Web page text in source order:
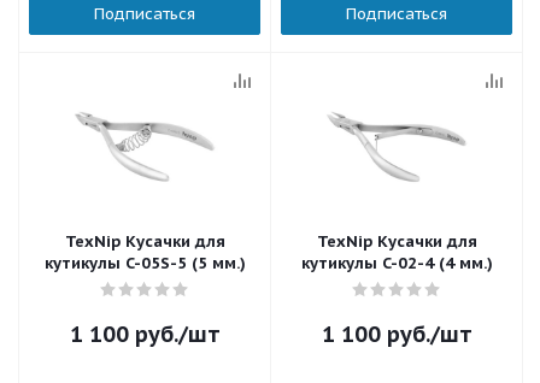
Подписаться Подписаться
TexNip Кусачки для
кутикулы C-05S-5 (5 мм.)
1 100руб./шт
TexNip Кусачки для
кутикулы C-02-4 (4 мм.)
1 100руб./шт